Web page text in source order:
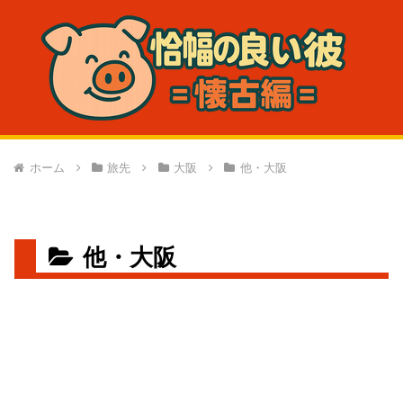
ホーム 旅先 大阪 他・大阪
他・大阪